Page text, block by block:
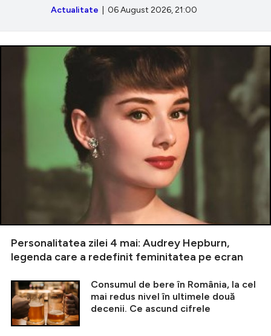
Actualitate | 06 August 2026, 21:00
Personalitatea zilei 4 mai: Audrey Hepburn,
legenda care a redefinit feminitatea pe ecran
Consumul de bere în România, la cel
mai redus nivel în ultimele două
decenii. Ce ascund cifrele